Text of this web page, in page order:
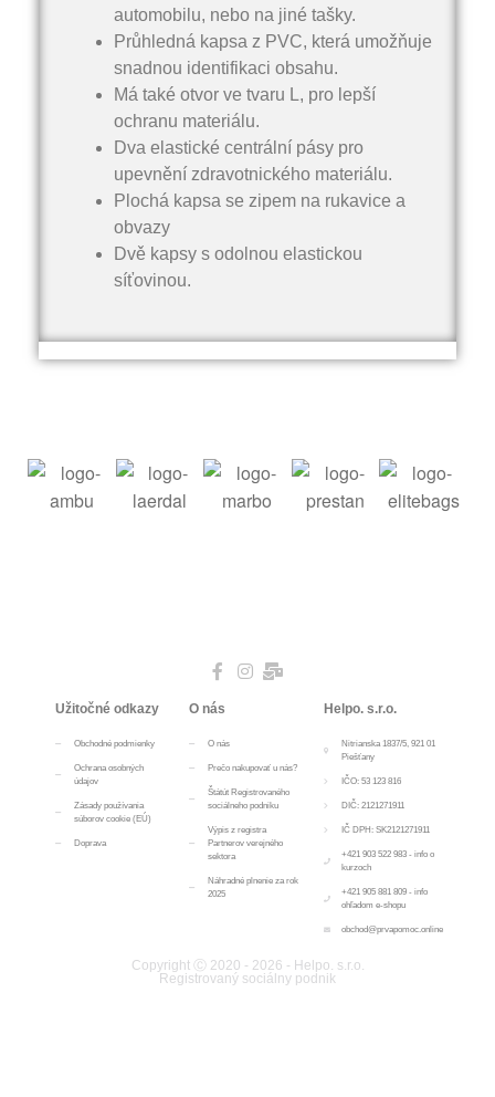
automobilu, nebo na jiné tašky.
Průhledná kapsa z PVC, která umožňuje
snadnou identifikaci obsahu.
Má také otvor ve tvaru L, pro lepší
ochranu materiálu.
Dva elastické centrální pásy pro
upevnění zdravotnického materiálu.
Plochá kapsa se zipem na rukavice a
obvazy
Dvě kapsy s odolnou elastickou
síťovinou.
Užitočné odkazy
Obchodné podmienky
Ochrana osobných
údajov
Zásady používania
súborov cookie (EÚ)
Doprava
O nás
O nás
Prečo nakupovať u nás?
Štátút Registrovaného
sociálneho podniku
Výpis z registra
Partnerov verejného
sektora
Náhradné plnenie za rok
2025
Helpo. s.r.o.
Nitrianska 1837/5, 921 01
Piešťany
IČO: 53 123 816
DIČ: 2121271911
IČ DPH: SK2121271911
+421 903 522 983 - info o
kurzoch
+421 905 881 809 - info
ohľadom e-shopu
obchod@prvapomoc.online
Copyright Ⓒ 2020 - 2026 - Helpo. s.r.o.
Registrovaný sociálny podnik